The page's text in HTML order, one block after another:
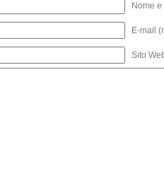
Nome
E-mail
Sito